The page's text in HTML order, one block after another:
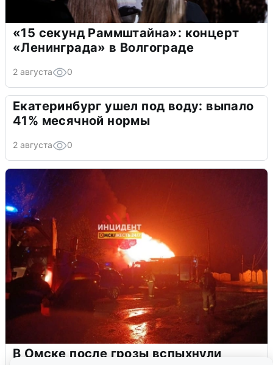
«15 секунд Раммштайна»: концерт
«Ленинграда» в Волгограде
2 августа 0
Екатеринбург ушел под воду: выпало
41% месячной нормы
2 августа 0
В Омске после грозы вспыхнули